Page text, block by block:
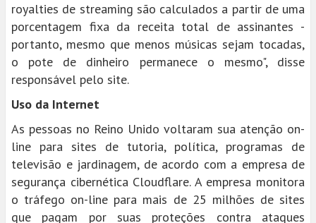
royalties de streaming são calculados a partir de uma
porcentagem fixa da receita total de assinantes -
portanto, mesmo que menos músicas sejam tocadas,
o pote de dinheiro permanece o mesmo", disse
responsável pelo site.
Uso da Internet
As pessoas no Reino Unido voltaram sua atenção on-
line para sites de tutoria, política, programas de
televisão e jardinagem, de acordo com a empresa de
segurança cibernética Cloudflare. A empresa monitora
o tráfego on-line para mais de 25 milhões de sites
que pagam por suas proteções contra ataques